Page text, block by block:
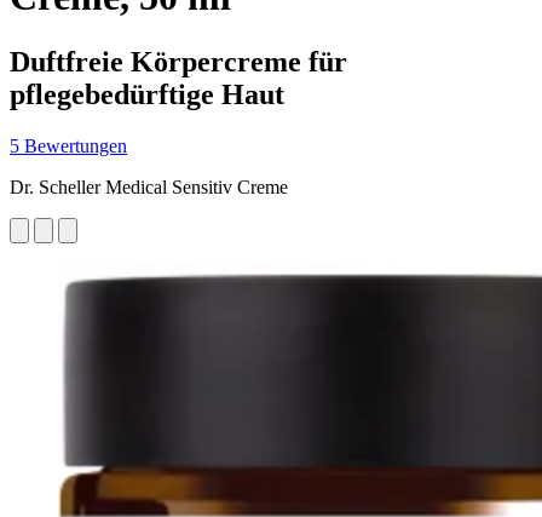
Duftfreie Körpercreme für
pflegebedürftige Haut
5 Bewertungen
Dr. Scheller Medical Sensitiv Creme